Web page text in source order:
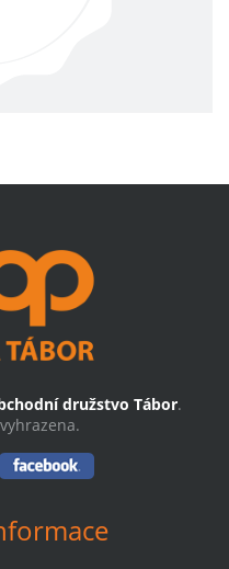
družstvo Tábor.